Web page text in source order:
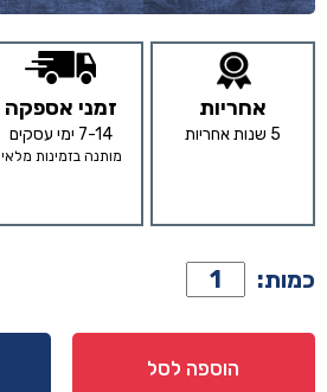
אחריות
5 שנות אחריות
זמני אספקה
7-14 ימי עסקים
מותנה בזמינות מלאי
כמות: כמות
של
שידה
דגם
הוספה לסל